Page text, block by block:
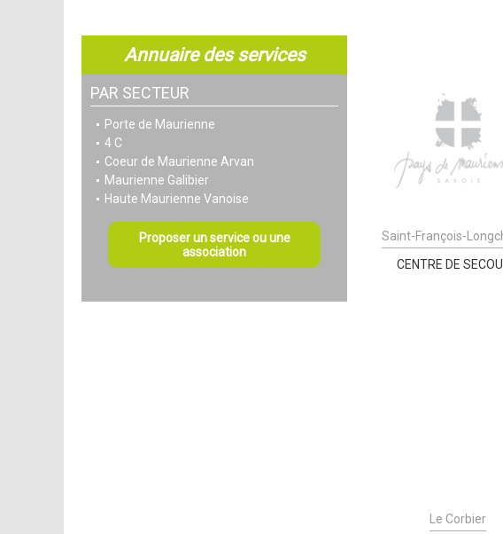
Annuaire des services
PAR SECTEUR
Porte de Maurienne
4 C
Coeur de Maurienne Arvan
Maurienne Galibier
Haute Maurienne Vanoise
Proposer un service ou une
association
Saint-François-
CENTRE DE
Le Corbier